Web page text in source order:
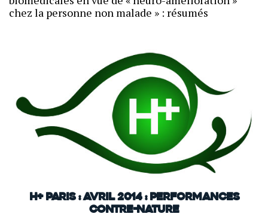
chez la personne non malade » : résumés
H+ Paris : avril 2014 : Performances
contre-nature